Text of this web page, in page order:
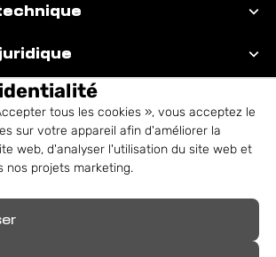
Mastersystems®,
tous les cookies », vous acceptez le
sur votre appareil afin d'améliorer la
web, d'analyser l'utilisation du site web et
nos projets marketing.